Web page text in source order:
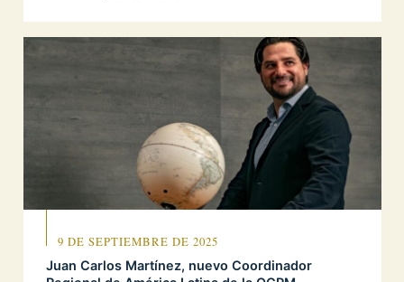
9 DE SEPTIEMBRE DE 2025
Juan Carlos Martínez, nuevo Coordinador